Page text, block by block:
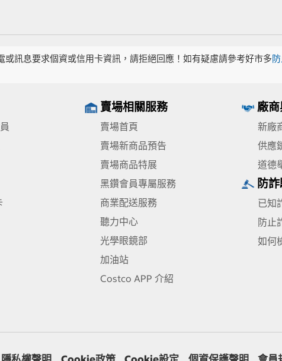
或訊息要求個資或信用卡資訊，請拒絕回應！如有疑慮請參考好市多
賣場相關服務
賣場首頁
賣場新商品預告
賣場商品特展
黑鑽會員專屬服務
商業配送服務
聽力中心
光學眼鏡部
加油站
Costco APP 介紹
廠
新廠
供應
道德
防
已知
防止
如何